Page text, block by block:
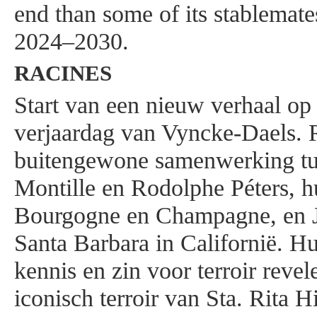
end than some of its
2024–2030.
RACINES
Start van een nieuw verhaal op
verjaardag van Vyncke-Daels.
buitengewone samenwerking
Montille en Rodolphe Péters,
Bourgogne en Champagne,
Santa Barbara in Californië.
kennis en zin voor terroir
iconisch terroir van Sta. Rita